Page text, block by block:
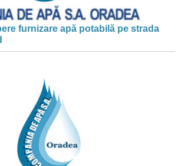
furnizare apă potabilă pe strada